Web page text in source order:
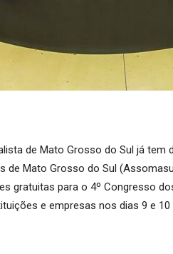
de Mato Grosso do Sul já tem
de Mato Grosso do Sul
gratuitas para o 4º Congresso
e empresas nos dias 9 e